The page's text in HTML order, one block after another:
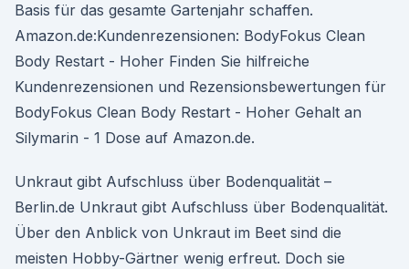
Basis für das gesamte Gartenjahr schaffen.
Amazon.de:Kundenrezensionen: BodyFokus Clean
Body Restart - Hoher Finden Sie hilfreiche
Kundenrezensionen und Rezensionsbewertungen für
BodyFokus Clean Body Restart - Hoher Gehalt an
Silymarin - 1 Dose auf Amazon.de.
Unkraut gibt Aufschluss über Bodenqualität –
Berlin.de Unkraut gibt Aufschluss über Bodenqualität.
Über den Anblick von Unkraut im Beet sind die
meisten Hobby-Gärtner wenig erfreut. Doch sie